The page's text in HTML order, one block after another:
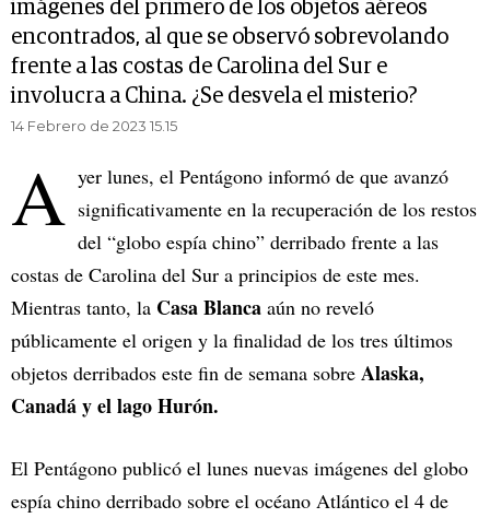
imágenes del primero de los objetos aéreos
encontrados, al que se observó sobrevolando
frente a las costas de Carolina del Sur e
involucra a China. ¿Se desvela el misterio?
14 Febrero de 2023 15.15
A yer lunes, el Pentágono informó de que avanzó
significativamente en la recuperación de los restos
del “globo espía chino” derribado frente a las
costas de Carolina del Sur a principios de este mes.
Mientras tanto, la Casa Blanca aún no reveló
públicamente el origen y la finalidad de los tres últimos
objetos derribados este fin de semana sobre Alaska,
Canadá y el lago Hurón.
El Pentágono publicó el lunes nuevas imágenes del globo
espía chino derribado sobre el océano Atlántico el 4 de